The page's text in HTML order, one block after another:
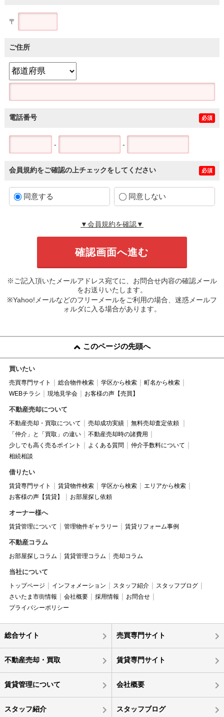
〒
ご住所
電話番号 必須
- -
会員規約をご確認の上チェックをしてください 必須
同意する 同意しない
▼会員規約を確認▼
※ご記入頂いたメールアドレス宛てに、お問合せ内容の確認メール
をお送りいたします。
※Yahoo!メールなどのフリーメールをご利用の場合、迷惑メールフ
ォルダに入る場合があります。
このページの先頭へ
買いたい
売買専門サイト 総合物件検索 学区から検索
町名から検索
WEBチラシ
現地見学会 お客様の声【売買】
不動産売却について
不動産売却・買取について 売却成功実績
無料売却査定依頼
「仲介」と「買取」の違い
不動産売却時の諸費用
少しでも高く売るポイント
よくある質問
仲介手数料について
相続相談
借りたい
賃貸専門サイト 賃貸物件検索 学区から検索
エリアから検索
お客様の声【賃貸】
お部屋探し依頼
オーナー様へ
賃貸管理について 管理物件ギャラリー 賃貸リフォーム事例
不動産コラム
お部屋探しコラム 賃貸管理コラム 売却コラム
当社について
トップページ インフォメーション スタッフ紹介
スタッフブログ
さいたま市街情報
会社概要 採用情報
お問合せ
プライバシーポリシー
総合サイト 売買専門サイト
不動産売却・買取 賃貸専門サイト
賃貸管理について 会社概要
スタッフ紹介 スタッフブログ